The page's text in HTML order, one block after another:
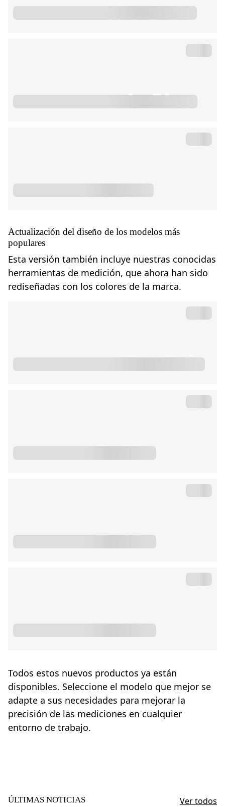
Actualización del diseño de los modelos más
populares
Esta versión también incluye nuestras conocidas
herramientas de medición, que ahora han sido
rediseñadas con los colores de la marca.
Todos estos nuevos productos ya están
disponibles. Seleccione el modelo que mejor se
adapte a sus necesidades para mejorar la
precisión de las mediciones en cualquier
entorno de trabajo.
ÚLTIMAS NOTICIAS Ver todos